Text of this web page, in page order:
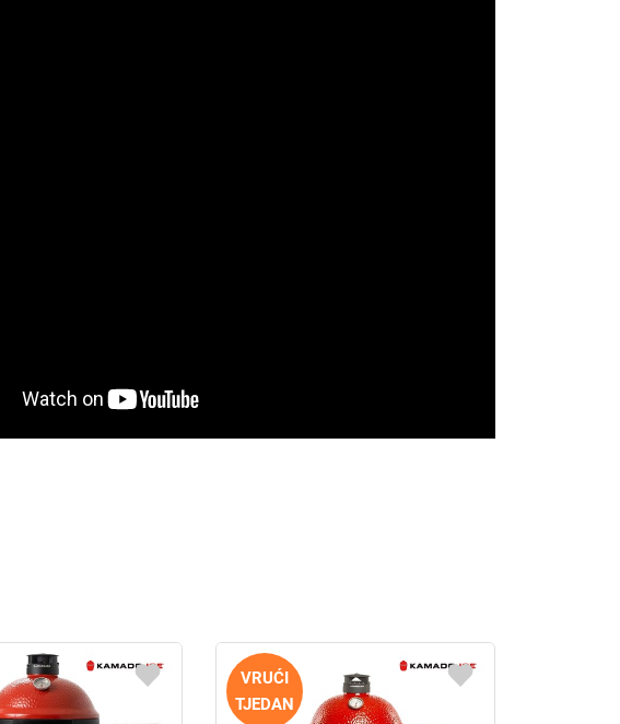
VRUĆI
TJEDAN